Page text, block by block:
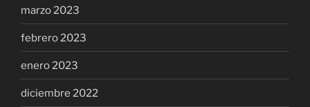
marzo 2023
febrero 2023
enero 2023
diciembre 2022